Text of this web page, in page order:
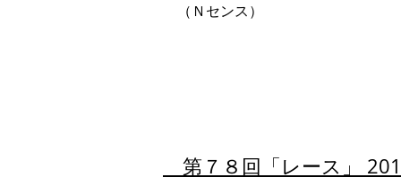
（Ｎセンス）
第７８回「レース」